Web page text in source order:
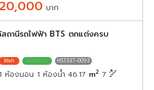
20,000 บาท
ถานีรถไฟฟ้า BTS ตกแต่งครบ
HS1337-0093
1 ห้องนอน 1 ห้องน้ำ 46.17 m2 7